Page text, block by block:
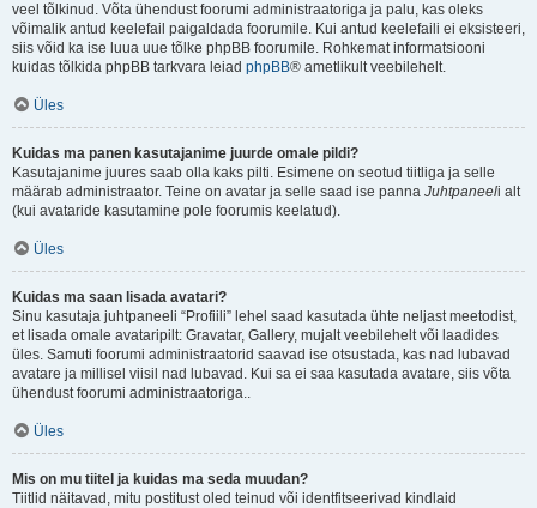
veel tõlkinud. Võta ühendust foorumi administraatoriga ja palu, kas oleks
võimalik antud keelefail paigaldada foorumile. Kui antud keelefaili ei eksisteeri,
siis võid ka ise luua uue tõlke phpBB foorumile. Rohkemat informatsiooni
kuidas tõlkida phpBB tarkvara leiad phpBB® ametlikult veebilehelt.
Üles
Kuidas ma panen kasutajanime juurde omale pildi?
Kasutajanime juures saab olla kaks pilti. Esimene on seotud tiitliga ja selle
määrab administraator. Teine on avatar ja selle saad ise panna Juhtpaneeli alt
(kui avataride kasutamine pole foorumis keelatud).
Üles
Kuidas ma saan lisada avatari?
Sinu kasutaja juhtpaneeli “Profiili” lehel saad kasutada ühte neljast meetodist,
et lisada omale avataripilt: Gravatar, Gallery, mujalt veebilehelt või laadides
üles. Samuti foorumi administraatorid saavad ise otsustada, kas nad lubavad
avatare ja millisel viisil nad lubavad. Kui sa ei saa kasutada avatare, siis võta
ühendust foorumi administraatoriga..
Üles
Mis on mu tiitel ja kuidas ma seda muudan?
Tiitlid näitavad, mitu postitust oled teinud või identfitseerivad kindlaid